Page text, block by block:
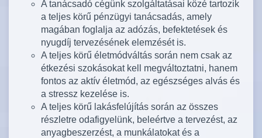
A tanácsadó cégünk szolgáltatásai közé tartozik
a teljes körű pénzügyi tanácsadás, amely
magában foglalja az adózás, befektetések és
nyugdíj tervezésének elemzését is.
A teljes körű életmódváltás során nem csak az
étkezési szokásokat kell megváltoztatni, hanem
fontos az aktív életmód, az egészséges alvás és
a stressz kezelése is.
A teljes körű lakásfelújítás során az összes
részletre odafigyelünk, beleértve a tervezést, az
anyagbeszerzést, a munkálatokat és a